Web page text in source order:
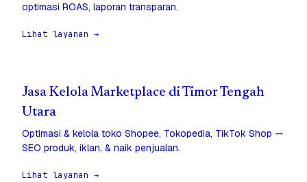
optimasi ROAS, laporan transparan.
Lihat layanan →
Jasa Kelola Marketplace di Timor Tengah
Utara
Optimasi & kelola toko Shopee, Tokopedia, TikTok Shop —
SEO produk, iklan, & naik penjualan.
Lihat layanan →